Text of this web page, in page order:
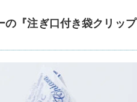
の『注ぎ口付き袋クリップ